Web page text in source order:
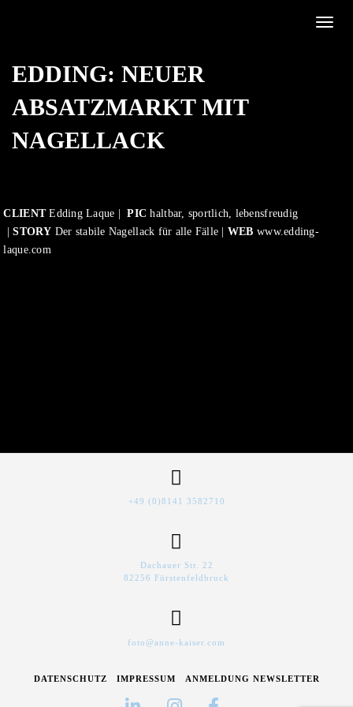
EDDING: NEUER
ABSATZMARKT MIT
NAGELLACK
CLIENTEdding Laque |PIC haltbar, sportlich, lebensfreudig
|STORY Der stabile Nagellack für alle Fälle | WEB www.edding-
laque.com
+49 (0)8141 3582710
Dachauer Str. 22
82256 Fürstenfeldbruck
foto@anne-kaiser.com
DATENSCHUTZ IMPRESSUM ANMELDUNG NEWSLETTER